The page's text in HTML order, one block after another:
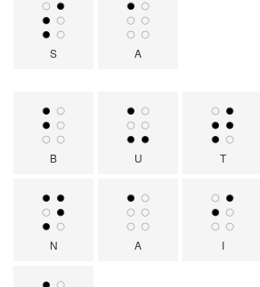
S A
B U T
N A I